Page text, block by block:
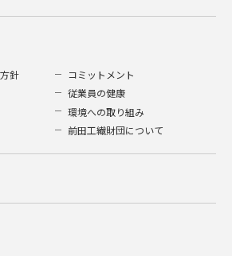
針
コミットメント
従業員の健康
環境への取り組み
前田工繊財団について